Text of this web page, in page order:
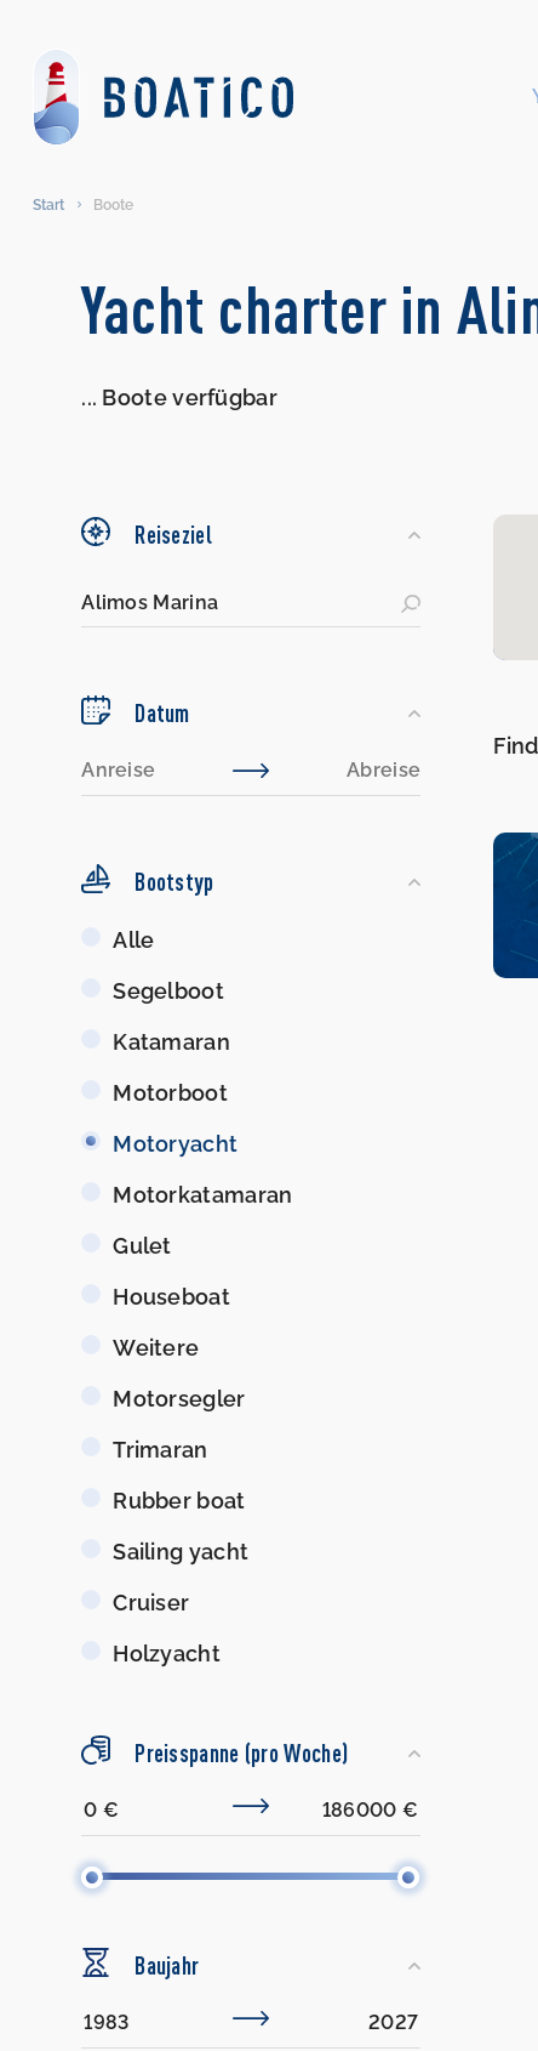
Start Boote
Yacht charter in
... Boote verfügbar
Reiseziel
Datum
Bootstyp
Bootstyp
Alle
Segelboot
Katamaran
Motorboot
Motoryacht
Motorkatamaran
Gulet
Houseboat
Weitere
Motorsegler
Trimaran
Rubber boat
Sailing yacht
Cruiser
Holzyacht
Preisspanne (pro Woche)
Baujahr